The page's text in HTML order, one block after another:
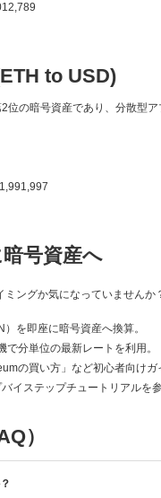
to USD)
位の暗号資産であり、分散型
号資産へ
ングか気になっていません
を即座に暗号資産へ換算。
分単位の最新レートを利用。
の買い方」など初心者向けガ
イステップチュートリアルを参
）